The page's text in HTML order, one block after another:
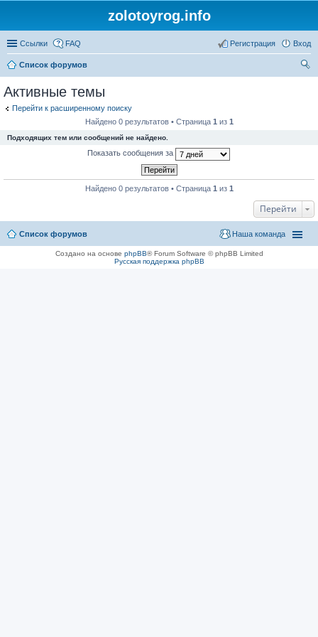
zolotoyrog.info
Ссылки FAQ Вход
Регистрация
Список форумов
Активные темы
Перейти к расширенному поиску
Найдено 0 результатов • Страница 1 из 1
Подходящих тем или сообщений не найдено.
Показать сообщения за
Найдено 0 результатов • Страница 1 из 1
Перейти
Список форумов Наша команда
Создано на основе phpBB® Forum Software © phpBB Limited
Русская поддержка phpBB